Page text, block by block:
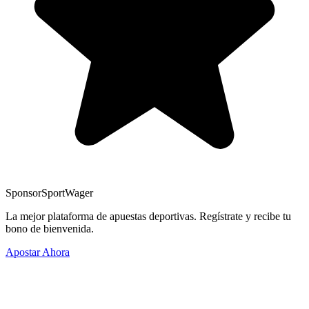
SponsorSportWager
La mejor plataforma de apuestas deportivas. Regístrate y recibe tu
bono de bienvenida.
Apostar Ahora